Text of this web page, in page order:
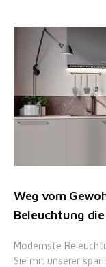
Weg vom
Beleuchtung
Modernste
Sie mit unserer